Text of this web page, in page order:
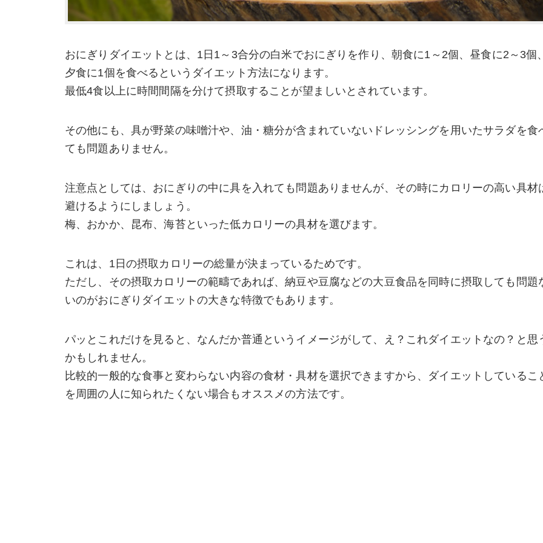
おにぎりダイエットとは、1日1～3合分の白米でおにぎりを作り、朝食に1～2個、昼食に2～3個、
夕食に1個を食べるというダイエット方法になります。
最低4食以上に時間間隔を分けて摂取することが望ましいとされています。
その他にも、具が野菜の味噌汁や、油・糖分が含まれていないドレッシングを用いたサラダを食
ても問題ありません。
注意点としては、おにぎりの中に具を入れても問題ありませんが、その時にカロリーの高い具材
避けるようにしましょう。
梅、おかか、昆布、海苔といった低カロリーの具材を選びます。
これは、1日の摂取カロリーの総量が決まっているためです。
ただし、その摂取カロリーの範疇であれば、納豆や豆腐などの大豆食品を同時に摂取しても問題
いのがおにぎりダイエットの大きな特徴でもあります。
パッとこれだけを見ると、なんだか普通というイメージがして、え？これダイエットなの？と思
かもしれません。
比較的一般的な食事と変わらない内容の食材・具材を選択できますから、ダイエットしているこ
を周囲の人に知られたくない場合もオススメの方法です。